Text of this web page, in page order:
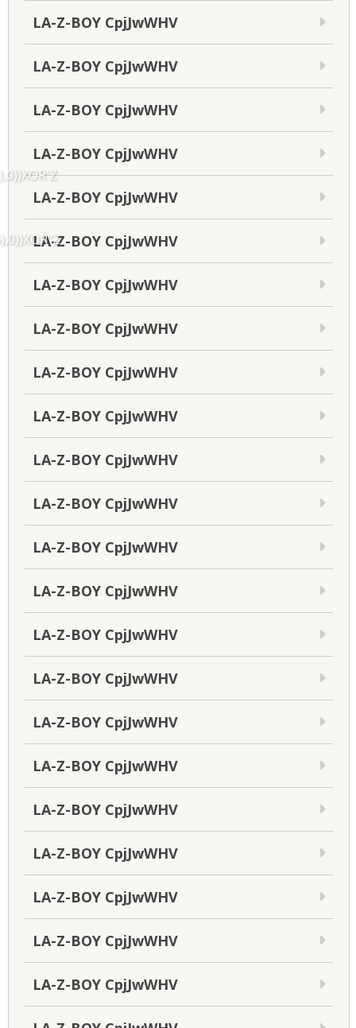
LA-Z-BOY CpjJwWHV
LA-Z-BOY CpjJwWHV
LA-Z-BOY CpjJwWHV
LA-Z-BOY CpjJwWHV
LA-Z-BOY CpjJwWHV
LA-Z-BOY CpjJwWHV
LA-Z-BOY CpjJwWHV
LA-Z-BOY CpjJwWHV
LA-Z-BOY CpjJwWHV
LA-Z-BOY CpjJwWHV
LA-Z-BOY CpjJwWHV
LA-Z-BOY CpjJwWHV
LA-Z-BOY CpjJwWHV
LA-Z-BOY CpjJwWHV
LA-Z-BOY CpjJwWHV
LA-Z-BOY CpjJwWHV
LA-Z-BOY CpjJwWHV
LA-Z-BOY CpjJwWHV
LA-Z-BOY CpjJwWHV
LA-Z-BOY CpjJwWHV
LA-Z-BOY CpjJwWHV
LA-Z-BOY CpjJwWHV
LA-Z-BOY CpjJwWHV